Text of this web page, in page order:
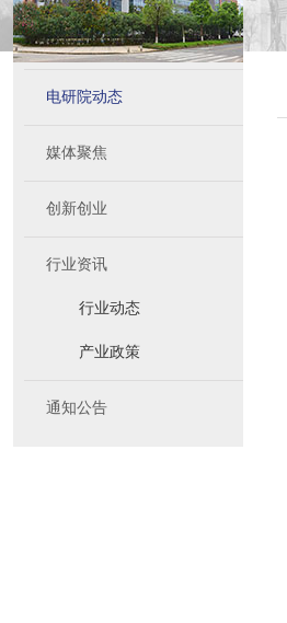
电研院动态
媒体聚焦
创新创业
行业资讯
行业动态
产业政策
通知公告